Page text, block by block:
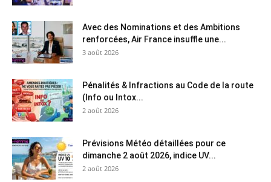
Avec des Nominations et des Ambitions
renforcées, Air France insuffle une...
3 août 2026
Pénalités & Infractions au Code de la route
(Info ou Intox...
2 août 2026
Prévisions Météo détaillées pour ce
dimanche 2 août 2026, indice UV...
2 août 2026